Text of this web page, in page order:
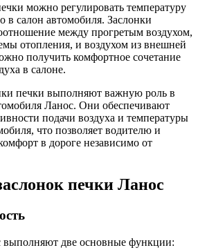
можно регулировать температуру
в салон автомобиля. Заслонки
между прогретым воздухом,
отопления, и воздухом из внешней
получить комфортное сочетание
в салоне.
печки выполняют важную роль в
Ланос. Они обеспечивают
подачи воздуха и температуры
что позволяет водителю и
в дороге независимо от
печки Ланос
выполняют две основные функции: